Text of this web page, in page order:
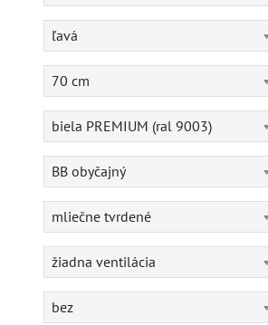
ľavá
70 cm
biela PREMIUM (ral 9003)
BB obyčajný
mliečne tvrdené
žiadna ventilácia
bez